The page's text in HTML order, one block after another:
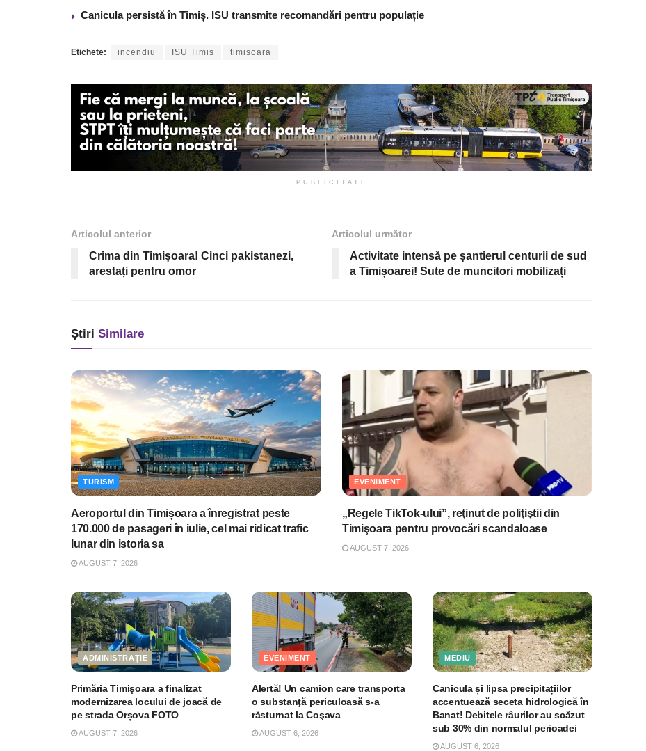
Canicula persistă în Timiș. ISU transmite recomandări pentru populație
Etichete: incendiu ISU Timis timisoara
PUBLICITATE
Articolul anterior
Crima din Timișoara! Cinci pakistanezi,
arestați pentru omor
Articolul următor
Activitate intensă pe șantierul centurii de sud
a Timișoarei! Sute de muncitori mobilizați
Știri Similare
TURISM
Aeroportul din Timișoara a înregistrat peste
170.000 de pasageri în iulie, cel mai ridicat trafic
lunar din istoria sa
AUGUST 7, 2026
EVENIMENT
„Regele TikTok-ului”, reţinut de poliţiştii din
Timişoara pentru provocări scandaloase
AUGUST 7, 2026
ADMINISTRAȚIE
Primăria Timişoara a finalizat
modernizarea locului de joacă de
pe strada Orșova FOTO
AUGUST 7, 2026
EVENIMENT
Alertă! Un camion care transporta
o substanţă periculoasă s-a
răsturnat la Coşava
AUGUST 6, 2026
MEDIU
Canicula și lipsa precipitațiilor
accentuează seceta hidrologică în
Banat! Debitele râurilor au scăzut
sub 30% din normalul perioadei
AUGUST 6, 2026